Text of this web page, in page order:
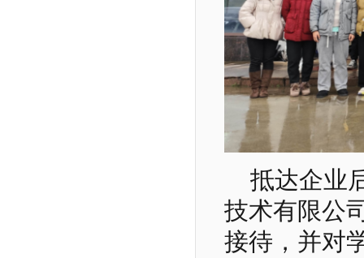
抵达企业
技术有限公
接待，并对